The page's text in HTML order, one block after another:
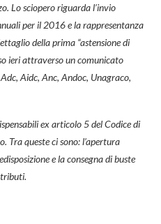
Lo sciopero riguarda l’invio
per il 2016 e la rappresentanza
della prima “astensione di
ieri attraverso un comunicato
Aidc, Anc, Andoc, Unagraco,
ex articolo 5 del Codice di
Tra queste ci sono: l’apertura
e la consegna di buste